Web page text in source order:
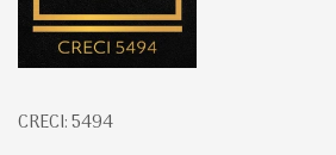
CRECI: 5494